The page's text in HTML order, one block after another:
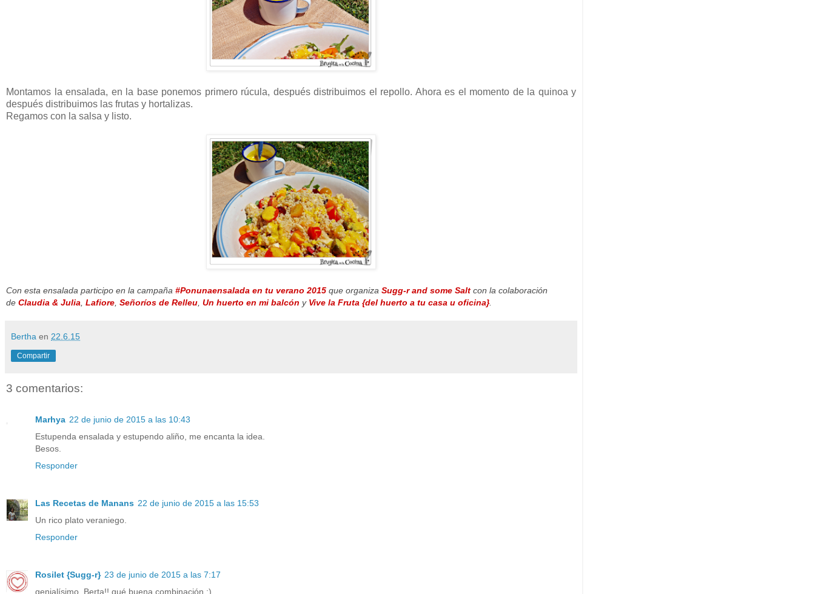
Montamos la ensalada, en la base ponemos primero rúcula, después distribuimos el repollo. Ahora es el momento de la quinoa y
después distribuimos las frutas y hortalizas.
Regamos con la salsa y listo.
Con esta ensalada participo en la campaña #Ponunaensalada en tu verano 2015 que organiza Sugg-r and some Salt con la colaboración
de Claudia & Julia Lafiore Señoríos de Relleu Un huerto en mi balcón y Vive la Fruta {del huerto a tu casa u oficina}.
Bertha en 22.6.15
Compartir
3 comentarios:
Marhya 22 de junio de 2015 a las 10:43
Estupenda ensalada y estupendo aliño, me encanta la idea.
Besos.
Responder
Las Recetas de Manans 22 de junio de 2015 a las 15:53
Un rico plato veraniego.
Responder
Rosilet {Sugg-r} 23 de junio de 2015 a las 7:17
genialísimo, Berta!! qué buena combinación :)